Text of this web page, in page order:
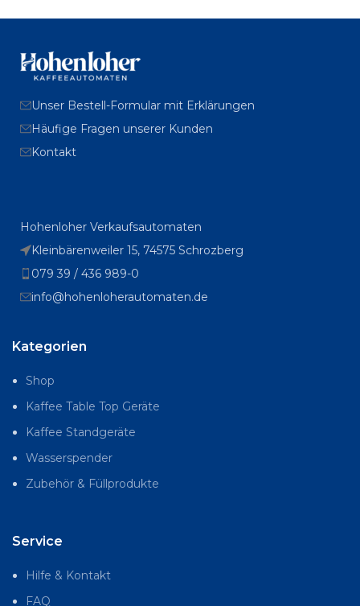
Unser Bestell-Formular mit Erklärungen
Häufige Fragen unserer Kunden
Kontakt
Hohenloher Verkaufsautomaten
Kleinbärenweiler 15, 74575 Schrozberg
079 39 / 436 989-0
info@hohenloherautomaten.de
Kategorien
Shop
Kaffee Table Top Geräte
Kaffee Standgeräte
Wasserspender
Zubehör & Füllprodukte
Service
Hilfe & Kontakt
FAQ